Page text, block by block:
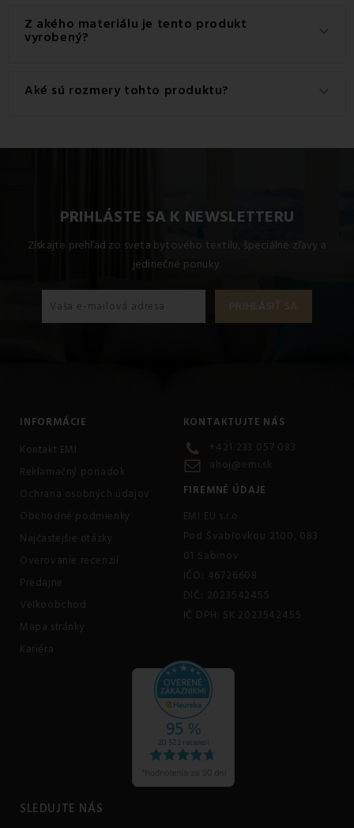
Gramáž materiálu použitého pre tento produkt je 120
g/m2.
Z akého materiálu je tento produkt
vyrobený?
Tento produkt je vyrobený z kvalitného materiálu: 100%
Aké sú rozmery tohto produktu?
PRIHLÁSTE SA K NEWSLETTERU
Získajte prehľad zo sveta bytového textilu, špeciálne zľavy a
jedinečné ponuky.
INFORMÁCIE
Kontakt EMI
Reklamačný poriadok
Ochrana osobných údajov
Obchodné podmienky
Najčastejšie otázky
Overovanie recenzií
Predajne
Veľkoobchod
Mapa stránky
Kariéra
KONTAKTUJTE NÁS
+421 233 057 083
ahoj@emi.sk
FIREMNÉ ÚDAJE
EMI EU s.r.o.
Pod Švabľovkou 2100, 083
01 Sabinov
IČO: 46726608
DIČ: 2023542455
IČ DPH: SK 2023542455
SLEDUJTE NÁS